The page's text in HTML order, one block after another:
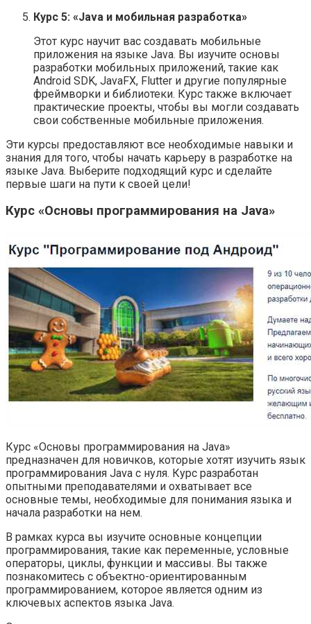
Курс 5: «Java и мобильная разработка»
Этот курс научит вас создавать мобильные
приложения на языке Java. Вы изучите основы
разработки мобильных приложений, такие как
Android SDK, JavaFX, Flutter и другие популярные
фреймворки и библиотеки. Курс также включает
практические проекты, чтобы вы могли создавать
свои собственные мобильные приложения.
Эти курсы предоставляют все необходимые навыки и
знания для того, чтобы начать карьеру в разработке на
языке Java. Выберите подходящий курс и сделайте
первые шаги на пути к своей цели!
Курс «Основы программирования на Java»
Курс «Основы программирования на Java»
предназначен для новичков, которые хотят изучить язык
программирования Java с нуля. Курс разработан
опытными преподавателями и охватывает все
основные темы, необходимые для понимания языка и
начала разработки на нем.
В рамках курса вы изучите основные концепции
программирования, такие как переменные, условные
операторы, циклы, функции и массивы. Вы также
познакомитесь с объектно-ориентированным
программированием, которое является одним из
ключевых аспектов языка Java.